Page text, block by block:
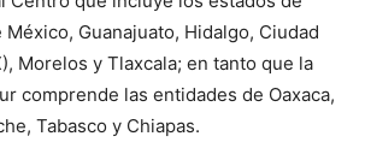
México, Guanajuato, Hidalgo, Ciudad
Morelos y Tlaxcala; en tanto que la
comprende las entidades de Oaxaca,
Tabasco y Chiapas.